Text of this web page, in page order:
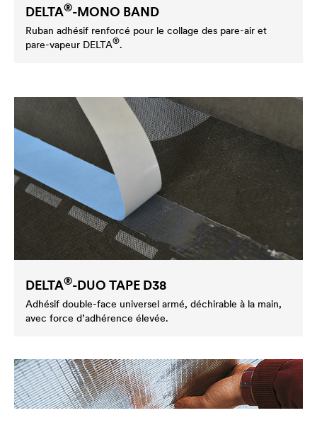
DELTA®-MONO BAND
Ruban adhésif renforcé pour le collage des pare-air et
pare-vapeur DELTA®.
DELTA®-DUO TAPE D38
Adhésif double-face universel armé, déchirable à la main,
avec force d’adhérence élevée.